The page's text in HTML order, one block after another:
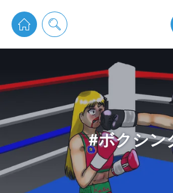
pixiv Sketchは2024年5月28日付で プライパシ
通知を受け取るにはここをクリ
pixiv Sketchアプリでさらに快
#ボクシン